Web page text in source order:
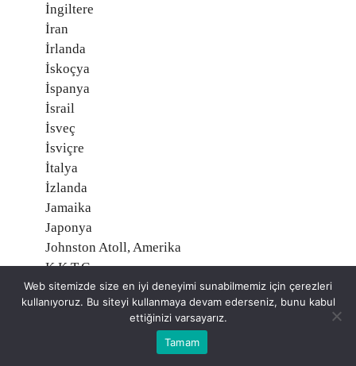
İngiltere
İran
İrlanda
İskoçya
İspanya
İsrail
İsveç
İsviçre
İtalya
İzlanda
Jamaika
Japonya
Johnston Atoll, Amerika
K.K.T.C.
Kamboçya
Kamerun
Web sitemizde size en iyi deneyimi sunabilmemiz için çerezleri
kullanıyoruz. Bu siteyi kullanmaya devam ederseniz, bunu kabul
ettiğinizi varsayarız.
Tamam